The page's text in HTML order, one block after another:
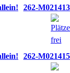
262-M021413
262-M021415